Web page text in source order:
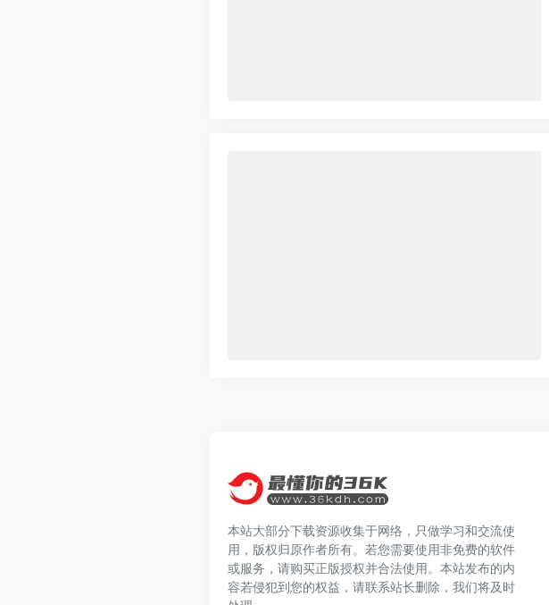
本站大部分下载资源收集于网络，只做学习和交流使
用，版权归原作者所有。若您需要使用非免费的软件
或服务，请购买正版授权并合法使用。本站发布的内
容若侵犯到您的权益，请联系站长删除，我们将及时